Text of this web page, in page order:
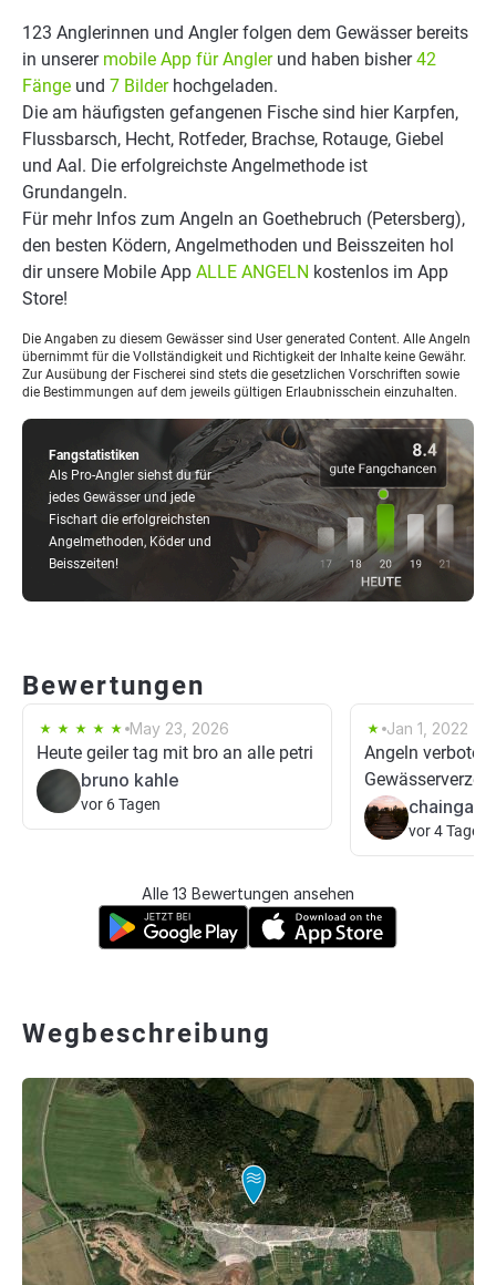
Fangstatistiken
Als Pro-Angler siehst du für
jedes Gewässer und jede
Fischart die erfolgreichsten
Angelmethoden, Köder und
Beisszeiten!
123 Anglerinnen und Angler folgen dem Gewässer bereits
in unserer mobile App für Anglerund haben bisher42
Fänge und 7 Bilderhochgeladen.
Die am häufigsten gefangenen Fische sind hier Karpfen,
Flussbarsch, Hecht, Rotfeder, Brachse, Rotauge, Giebel
und Aal. Die erfolgreichste Angelmethode ist
Grundangeln.
Für mehr Infos zum Angeln an Goethebruch (Petersberg),
den besten Ködern, Angelmethoden und Beisszeiten hol
dir unsere Mobile App ALLE ANGELN kostenlos im App
Store!
Die Angaben zu diesem Gewässer sind User generated Content. Alle Angeln
übernimmt für die Vollständigkeit und Richtigkeit der Inhalte keine Gewähr.
Zur Ausübung der Fischerei sind stets die gesetzlichen Vorschriften sowie
die Bestimmungen auf dem jeweils gültigen Erlaubnisschein einzuhalten.
Bewertungen
May 23, 2026
Heute geiler tag mit bro an alle petri
bruno kahle
vor 6 Tagen
Jan 1, 2022
Angeln
vor 4 Tagen
Alle 13 Bewertungen ansehen
Wegbeschreibung